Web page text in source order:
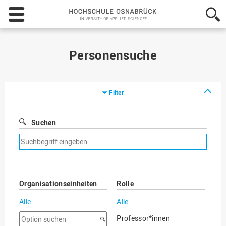
Hochschule
Osnabrück
-
Personensuche
Filter
Suchen
Suchfilter
entfernen
Organisationseinheiten
Alle
Option
Rolle
Alle
Professor*innen